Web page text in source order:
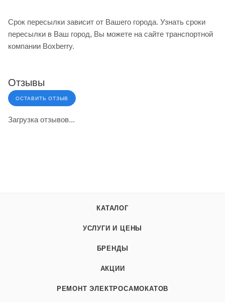
Срок пересылки зависит от Вашего города. Узнать сроки
пересылки в Ваш город, Вы можете на сайте транспортной
компании Boxberry.
Отзывы
ОСТАВИТЬ ОТЗЫВ
Загрузка отзывов...
КАТАЛОГ
УСЛУГИ И ЦЕНЫ
БРЕНДЫ
АКЦИИ
РЕМОНТ ЭЛЕКТРОСАМОКАТОВ